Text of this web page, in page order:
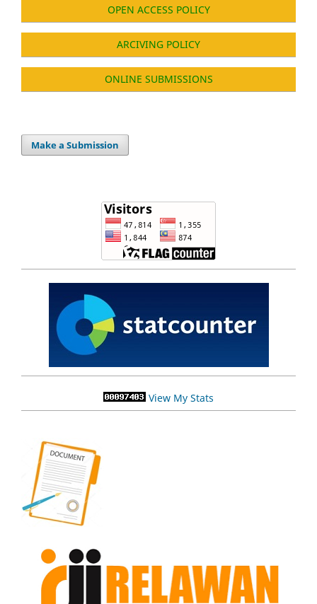
OPEN ACCESS POLICY
ARCIVING POLICY
ONLINE SUBMISSIONS
Make a Submission
View My Stats